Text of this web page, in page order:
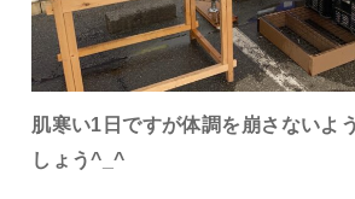
肌寒い1日ですが体調を崩さないよ
しょう^_^